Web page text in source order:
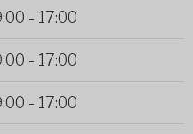
- 17:00
- 17:00
- 17:00